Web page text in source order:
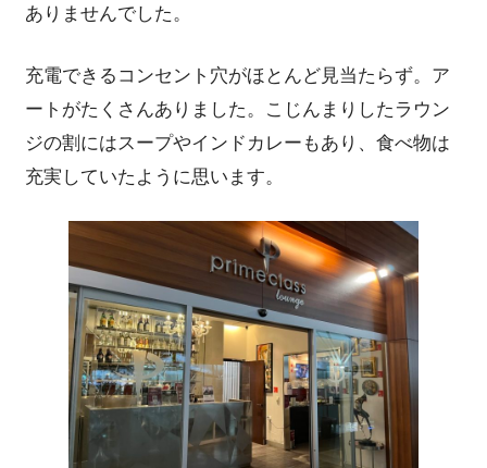
ありませんでした。
充電できるコンセント穴がほとんど見当たらず。ア
ートがたくさんありました。こじんまりしたラウン
ジの割にはスープやインドカレーもあり、食べ物は
充実していたように思います。